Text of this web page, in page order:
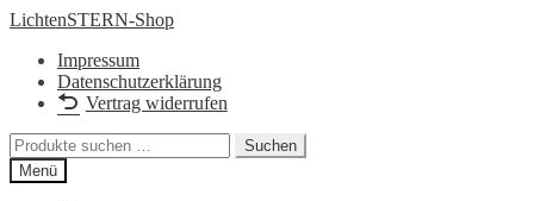
Zur
springen
Zum
springen
LichtenSTERN-Shop
Impressum
Datenschutzerklärung
Vertrag widerrufen
Suchen
nach:
Suchen
Menü